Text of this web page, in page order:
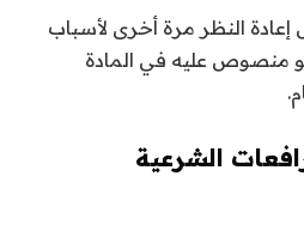
النظر مرة أخرى لأسباب
منصوص عليه في المادة
الشرعية